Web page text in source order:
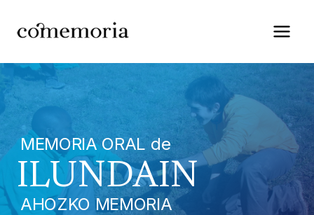
contenido
MEMORIA ORAL de
ILUNDAIN
AHOZKO MEMORIA